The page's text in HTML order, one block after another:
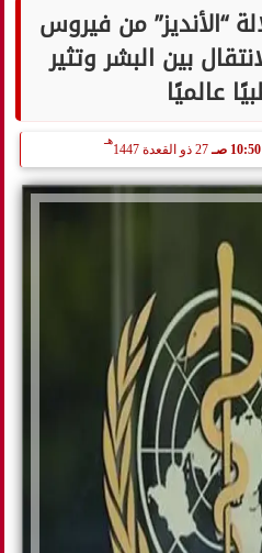
“الأنديز” من فيروس
بين البشر وتثير
عالميًا
10:50 صـ 27 ذو القعدة 1447
هـ